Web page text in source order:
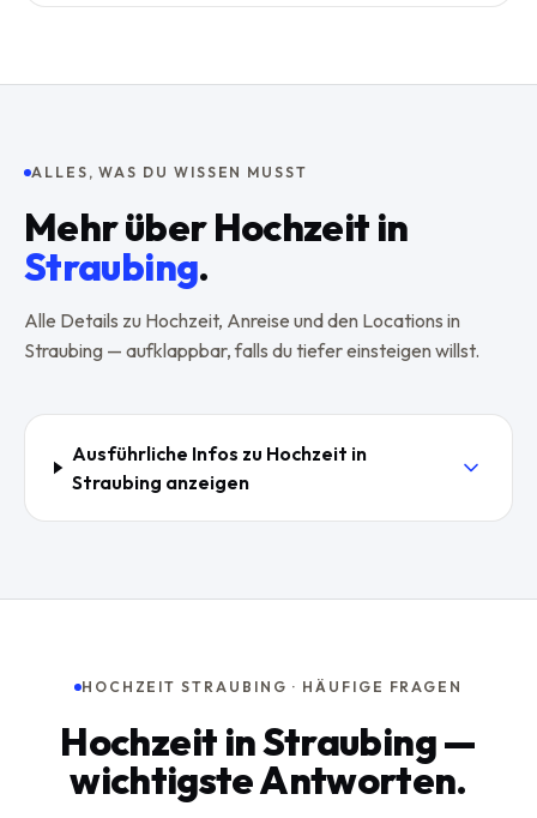
ALLES, WAS DU WISSEN MUSST
Mehr überHochzeit in
Straubing.
Alle Details zu Hochzeit, Anreise und den Locations in
Straubing — aufklappbar, falls du tiefer einsteigen willst.
Ausführliche Infos zu Hochzeit in
Straubing anzeigen
HOCHZEIT STRAUBING · HÄUFIGE FRAGEN
Hochzeit in Straubing —
wichtigste Antworten.